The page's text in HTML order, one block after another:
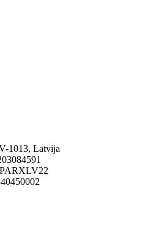
1013, Latvija